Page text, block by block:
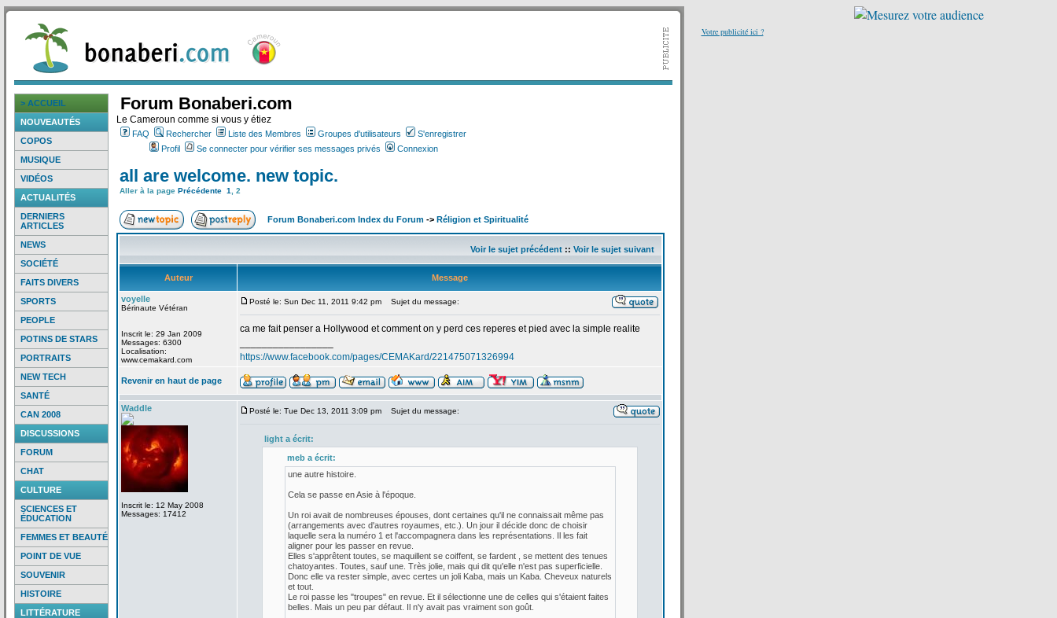
> ACCUEIL
NOUVEAUTÉS
COPOS
MUSIQUE
VIDÉOS
ACTUALITÉS
DERNIERS
ARTICLES
NEWS
SOCIÉTÉ
FAITS DIVERS
SPORTS
PEOPLE
POTINS DE STARS
PORTRAITS
NEW TECH
SANTÉ
CAN 2008
DISCUSSIONS
FORUM
CHAT
CULTURE
SCIENCES ET
ÉDUCATION
FEMMES ET BEAUTÉ
POINT DE VUE
SOUVENIR
HISTOIRE
LITTÉRATURE
Forum Bonaberi.com
Le Cameroun comme si vous y étiez
FAQ Rechercher Liste des Membres Groupes d'utilisateurs
S'enregistrer
Profil
Se connecter pour vérifier ses messages privés Connexion
all are welcome. new topic.
Aller à la page Précédente 1 2
Forum Bonaberi.com Index du Forum -> Réligion et Spiritualité
Voir le sujet précédent :: Voir le sujet suivant
Auteur Message
voyelle
Bérinaute Vétéran
Inscrit le: 29 Jan 2009
Messages: 6300
Localisation:
www.cemakard.com
Posté le: Sun Dec 11, 2011 9:42 pm Sujet du message:
ca me fait penser a Hollywood et comment on y perd ces reperes et pied avec la simple realite
https://www.facebook.com/pages/CEMAKard/221475071326994
Revenir en haut de page
Waddle
Inscrit le: 12 May 2008
Messages: 17412
Posté le: Tue Dec 13, 2011 3:09 pm Sujet du message:
light a écrit:
meb aécrit:
une autre histoire.
Cela se passe en Asie à l'époque.
Un roi avait denombreuses épouses, dont certaines qu'il ne connaissait même pas
(arrangements avec d'autres royaumes, etc.). Un jour il décide donc dechoisir
laquelle sera lanuméro 1 et l'accompagnera dans les représentations. Il les fait
aligner pour les passer en revue.
Elles s'apprêtent toutes, se maquillent se coiffent, se fardent , se mettent des tenues
chatoyantes. Toutes, sauf une. Très jolie, mais qui dit qu'elle n'est pas superficielle.
Donc elle va rester simple, avec certes un joli Kaba, mais un Kaba. Cheveux naturels
et tout.
Le roi passe les "troupes" en revue. Et il sélectionne une decelles qui s'étaient faites
belles. Mais un peu par défaut. Il n'y avait pas vraiment son goût.
Votre publicité ici ?